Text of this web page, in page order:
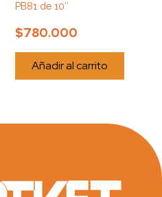
PB81 de 10″
$780.000
Añadir al carrito